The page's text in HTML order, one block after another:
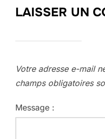
LAISSER UN
Votre adresse e-mail
champs obligatoires
Message :